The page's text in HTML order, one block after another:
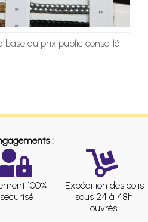
base du prix public conseillé
:
100%
sécurisé
Expédition des colis
sous 24 à 48h
ouvrés.